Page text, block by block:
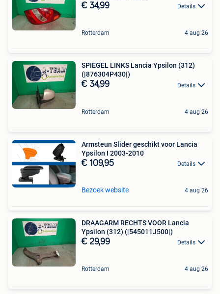
€ 34,99 Details
Rotterdam 4 aug 26
SPIEGEL LINKS Lancia Ypsilon (312)
(|876304P430|)
€ 34,99 Details
Rotterdam 4 aug 26
Armsteun Slider geschikt voor Lancia
Ypsilon I 2003-2010
€ 109,95 Details
Bezoek website 4 aug 26
DRAAGARM RECHTS VOOR Lancia
Ypsilon (312) (|545011J500|)
€ 29,99 Details
Rotterdam 4 aug 26